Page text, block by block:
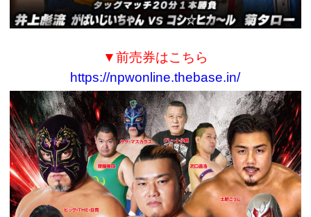
▼前売券はこちら
https://npwonline.thebase.in/